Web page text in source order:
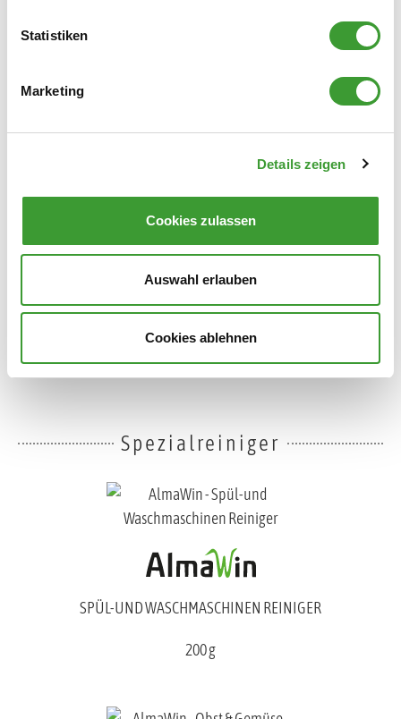
Statistiken
Marketing
Details zeigen
Cookies zulassen
Auswahl erlauben
Cookies ablehnen
GLAS & FENSTER REINIGER NACHFÜLLBEUTEL
GLAS & FENSTER REINIGER
Spezialreiniger
SPÜL-UND WASCHMASCHINEN REINIGER
200 g